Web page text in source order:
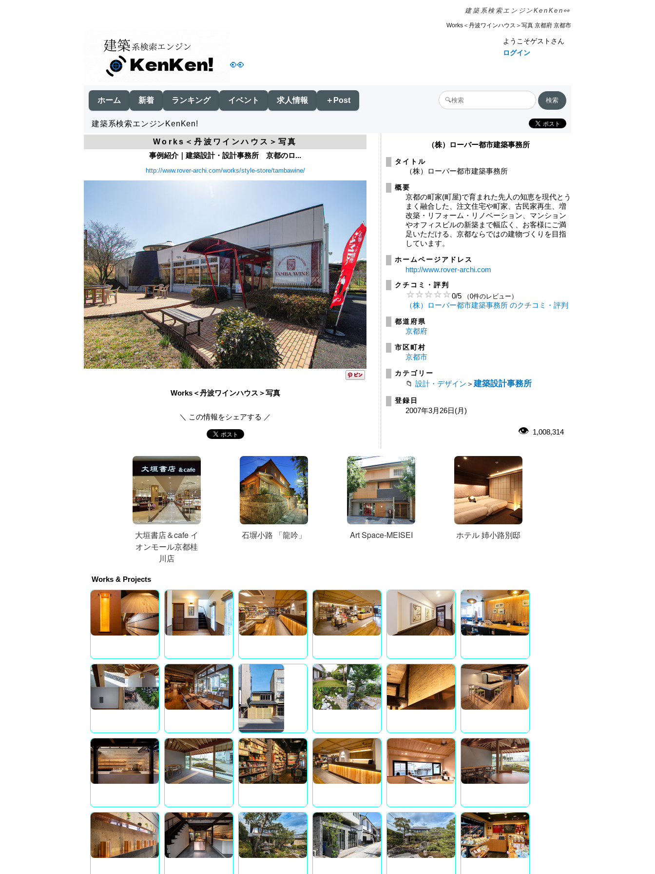
建築系検索エンジンKenKen👀
Works＜丹波ワインハウス＞写真 京都府 京都市
👀
ようこそゲストさん
ログイン
ホーム 新着 ランキング イベント 求人情報 ＋Post
建築系検索エンジンKenKen!
Works＜丹波ワインハウス＞写真
事例紹介｜建築設計・設計事務所 京都のロ...
http://www.rover-archi.com/works/style-store/tambawine/
Works＜丹波ワインハウス＞写真
＼ この情報をシェアする ／
（株）ローバー都市建築事務所
タイトル
（株）ローバー都市建築事務所
概要
京都の町家(町屋)で育まれた先人の知恵を現代とう
まく融合した、注文住宅や町家、古民家再生、増
改築・リフォーム・リノベーション、マンション
やオフィスビルの新築まで幅広く、お客様にご満
足いただける、京都ならではの建物づくりを目指
しています。
ホームページアドレス
http://www.rover-archi.com
クチコミ・評判
0/5 （0件のレビュー）
（株）ローバー都市建築事務所 のクチコミ・評判
都道府県
京都府
市区町村
京都市
カテゴリー
設計・デザイン ＞ 建築設計事務所
登録日
2007年3月26日(月)
1,008,314
大垣書店＆cafe イ
オンモール京都桂
川店
石塀小路 「龍吟」 Art Space-MEISEI ホテル 姉小路別邸
Works & Projects